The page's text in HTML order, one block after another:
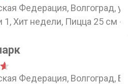
Федерация, Волгоград,
1, Хит недели, Пицца 25 см -
Федерация, Волгоград,